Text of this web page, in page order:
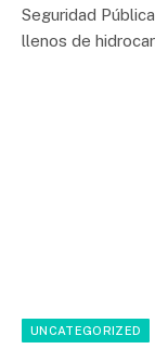
Seguridad
llenos de
UNCATEGORIZED